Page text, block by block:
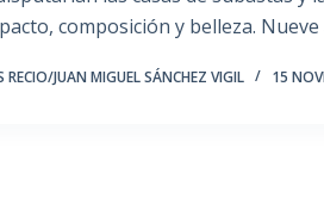
composición y belleza.
RECIO/JUAN MIGUEL SÁNCHEZ VIGIL 15